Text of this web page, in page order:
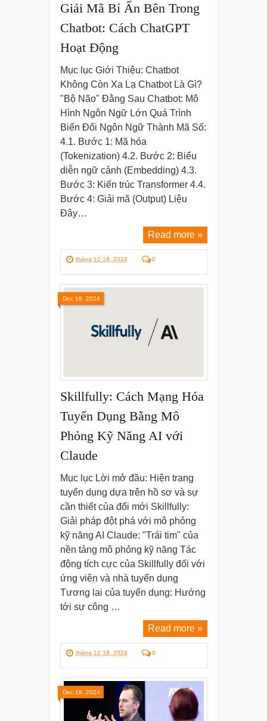
Giải Mã Bí Ẩn Bên Trong
Chatbot: Cách ChatGPT
Hoạt Động
Mục lục Giới Thiệu: Chatbot
Không Còn Xa Lạ Chatbot Là Gì?
"Bộ Não" Đằng Sau Chatbot: Mô
Hình Ngôn Ngữ Lớn Quá Trình
Biến Đổi Ngôn Ngữ Thành Mã Số:
4.1. Bước 1: Mã hóa
(Tokenization) 4.2. Bước 2: Biểu
diễn ngữ cảnh (Embedding) 4.3.
Bước 3: Kiến trúc Transformer 4.4.
Bước 4: Giải mã (Output) Liệu
Đây…
Read more »
tháng 12 18, 2024 0
Skillfully: Cách Mạng Hóa
Tuyển Dụng Bằng Mô
Phỏng Kỹ Năng AI với
Claude
Mục lục Lời mở đầu: Hiện trạng
tuyển dụng dựa trên hồ sơ và sự
cần thiết của đổi mới Skillfully:
Giải pháp đột phá với mô phỏng
kỹ năng AI Claude: "Trái tim" của
nền tảng mô phỏng kỹ năng Tác
động tích cực của Skillfully đối với
ứng viên và nhà tuyển dụng
Tương lai của tuyển dụng: Hướng
tới sự công …
Read more »
tháng 12 18, 2024 0
Dec 18, 2024
Dec 18, 2024